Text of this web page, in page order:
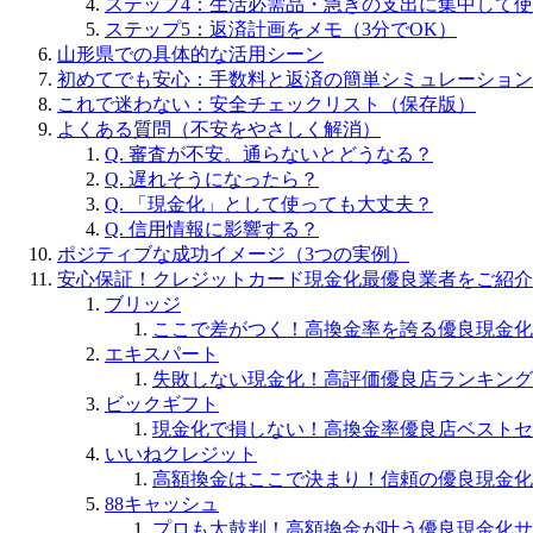
ステップ5：返済計画をメモ（3分でOK）
山形県での具体的な活用シーン
初めてでも安心：手数料と返済の簡単シミュレーション
これで迷わない：安全チェックリスト（保存版）
よくある質問（不安をやさしく解消）
Q. 審査が不安。通らないとどうなる？
Q. 遅れそうになったら？
Q. 「現金化」として使っても大丈夫？
Q. 信用情報に影響する？
ポジティブな成功イメージ（3つの実例）
安心保証！クレジットカード現金化最優良業者をご紹介
ブリッジ
ここで差がつく！高換金率を誇る優良現金
エキスパート
失敗しない現金化！高評価優良店ランキング
ビックギフト
現金化で損しない！高換金率優良店ベスト
いいねクレジット
高額換金はここで決まり！信頼の優良現金
88キャッシュ
プロも太鼓判！高額換金が叶う優良現金化